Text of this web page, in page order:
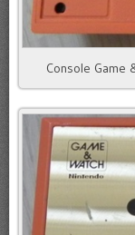
Console Game